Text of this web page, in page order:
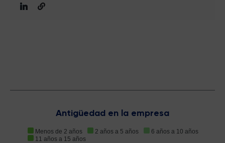
Antigüedad en la empresa
Menos de 2 años 2 años a 5 años
6 años a 10 años
11 años a 15 años